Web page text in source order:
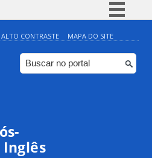
Simplifique!
Comunica BR
Participe
ALTO CONTRASTE MAPA DO SITE